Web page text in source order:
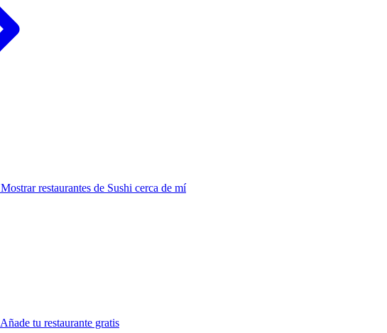
Mostrar restaurantes de Sushi cerca de mí
Añade tu restaurante gratis